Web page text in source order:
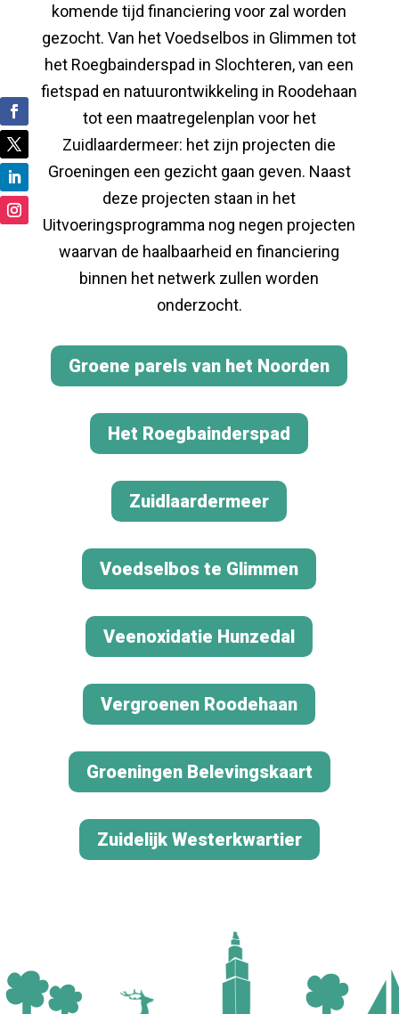
komende tijd financiering voor zal worden
gezocht. Van het Voedselbos in Glimmen tot
het Roegbainderspad in Slochteren, van een
fietspad en natuurontwikkeling in Roodehaan
tot een maatregelenplan voor het
Zuidlaardermeer: het zijn projecten die
Groeningen een gezicht gaan geven. Naast
deze projecten staan in het
Uitvoeringsprogramma nog negen projecten
waarvan de haalbaarheid en financiering
binnen het netwerk zullen worden
onderzocht.
Groene parels van het Noorden
Het Roegbainderspad
Zuidlaardermeer
Voedselbos te Glimmen
Veenoxidatie Hunzedal
Vergroenen Roodehaan
Groeningen Belevingskaart
Zuidelijk Westerkwartier